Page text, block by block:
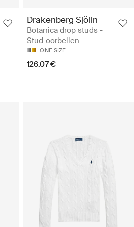
Drakenberg Sjölin
Botanica drop studs -
Stud oorbellen
ONE SIZE
126.07 €